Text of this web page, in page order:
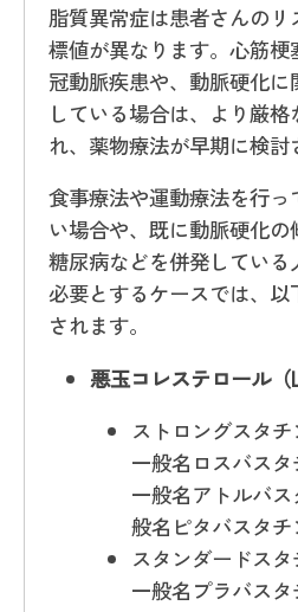
脂質異常症は患者さんのリ
標値が異なります。心筋
冠動脈疾患や、動脈硬化
している場合は、より厳
れ、薬物療法が早期に検討
食事療法や運動療法を行
い場合や、既に動脈硬化の
糖尿病などを併発している
必要とするケースでは、
されます。
悪玉コレステロール
ストロングスタ
一般名ロスバスタ
一般名アトルバ
般名ピタバスタチ
スタンダードス
一般名プラバスタ